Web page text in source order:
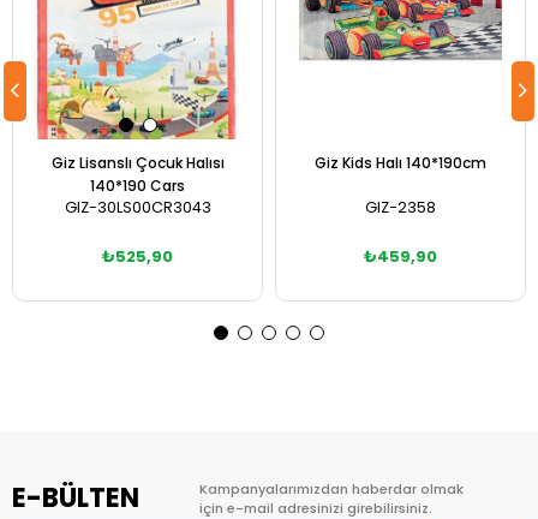
Giz Lisanslı Çocuk Halısı
140*190 Cars
GIZ-30LS00CR3043
₺525,90
Giz Kids Halı 140*190cm
GIZ-2358
₺459,90
E-BÜLTEN
Kampanyalarımızdan haberdar olmak
için e-mail adresinizi girebilirsiniz.